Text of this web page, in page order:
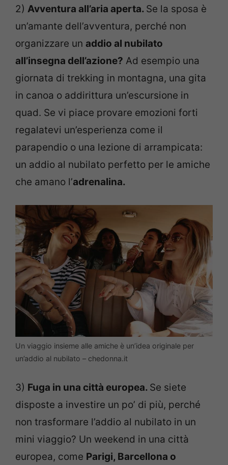
2) Avventura all’aria aperta. Se la sposa è
un’amante dell’avventura, perché non
organizzare un addio al nubilato
all’insegna dell’azione? Ad esempio una
giornata di trekking in montagna, una gita
in canoa o addirittura un’escursione in
quad. Se vi piace provare emozioni forti
regalatevi un’esperienza come il
parapendio o una lezione di arrampicata:
un addio al nubilato perfetto per le amiche
che amano l’adrenalina.
Un viaggio insieme alle amiche è un’idea originale per
un’addio al nubilato – chedonna.it
3) Fuga in una città europea. Se siete
disposte a investire un po’ di più, perché
non trasformare l’addio al nubilato in un
mini viaggio? Un weekend in una città
europea, come Parigi, Barcellona o